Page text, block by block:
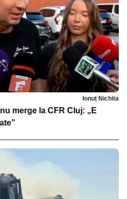
Ionuț Nichita
merge la CFR Cluj: „E